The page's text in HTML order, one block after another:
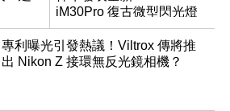
iM30Pro 復古微型閃光燈
專利曝光引發熱議！Viltrox 傳將推
出 Nikon Z 接環無反光鏡相機？